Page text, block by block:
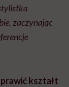
zaczynając
kształt